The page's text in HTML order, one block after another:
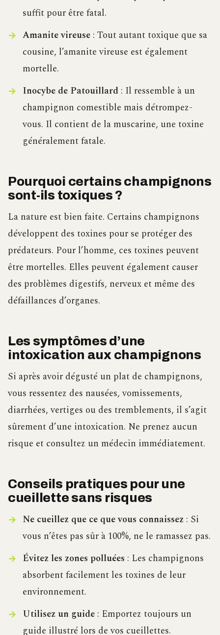
suffit pour être fatal.
Amanite vireuse : Tout autant toxique que sa
cousine, l’amanite vireuse est également
mortelle.
Inocybe de Patouillard : Il ressemble à un
champignon comestible mais détrompez-
vous. Il contient de la muscarine, une toxine
généralement fatale.
Pourquoi certains champignons
sont-ils toxiques ?
La nature est bien faite. Certains champignons
développent des toxines pour se protéger des
prédateurs. Pour l’homme, ces toxines peuvent
être mortelles. Elles peuvent également causer
des problèmes digestifs, nerveux et même des
défaillances d’organes.
Les symptômes d’une
intoxication aux champignons
Si après avoir dégusté un plat de champignons,
vous ressentez des nausées, vomissements,
diarrhées, vertiges ou des tremblements, il s’agit
sûrement d’une intoxication. Ne prenez aucun
risque et consultez un médecin immédiatement.
Conseils pratiques pour une
cueillette sans risques
Ne cueillez que ce que vous connaissez : Si
vous n’êtes pas sûr à 100%, ne le ramassez pas.
Évitez les zones polluées : Les champignons
absorbent facilement les toxines de leur
environnement.
Utilisez un guide: Emportez toujours un
guide illustré lors de vos cueillettes.